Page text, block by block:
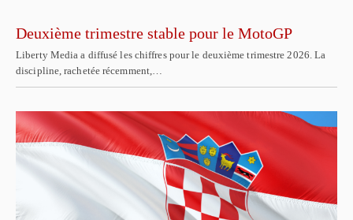
Deuxième trimestre stable pour le MotoGP
Liberty Media a diffusé les chiffres pour le deuxième trimestre 2026. La
discipline, rachetée récemment,…